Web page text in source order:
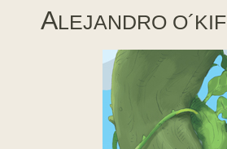
ALEJANDRO O´KIF